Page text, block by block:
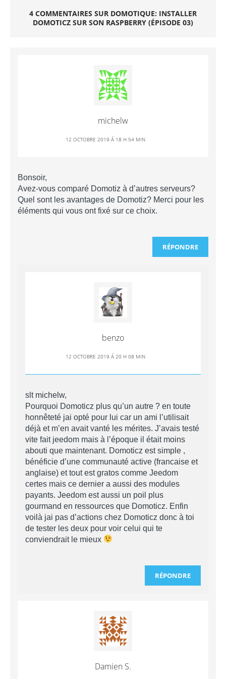
4 COMMENTAIRES SUR DOMOTIQUE: INSTALLER
DOMOTICZ SUR SON RASPBERRY (ÉPISODE 03)
michelw
12 OCTOBRE 2019 Á 18 H 54 MIN
Bonsoir,
Avez-vous comparé Domotiz à d’autres serveurs?
Quel sont les avantages de Domotiz? Merci pour les
éléments qui vous ont fixé sur ce choix.
RÉPONDRE
benzo
12 OCTOBRE 2019 Á 20 H 08 MIN
slt michelw,
Pourquoi Domoticz plus qu’un autre ? en toute
honnêteté jai opté pour lui car un ami l’utilisait
déjà et m’en avait vanté les mérites. J’avais testé
vite fait jeedom mais à l’époque il était moins
abouti que maintenant. Domoticz est simple ,
bénéficie d’une communauté active (francaise et
anglaise) et tout est gratos comme Jeedom
certes mais ce dernier a aussi des modules
payants. Jeedom est aussi un poil plus
gourmand en ressources que Domoticz. Enfin
voilà jai pas d’actions chez Domoticz donc à toi
de tester les deux pour voir celui qui te
conviendrait le mieux
RÉPONDRE
Damien S.